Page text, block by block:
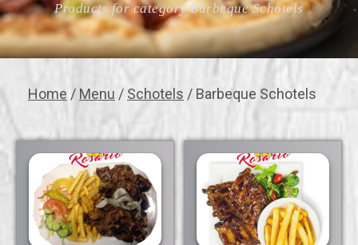
Products for category Barbeque Schotels
Home / Menu / Schotels / Barbeque Schotels